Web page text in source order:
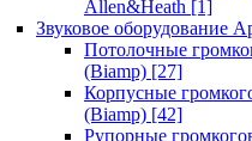
Allen&Heath [1]
Звуковое оборудование
Потолочные
(Biamp) [27]
Корпусные
(Biamp) [42]
Рупорные